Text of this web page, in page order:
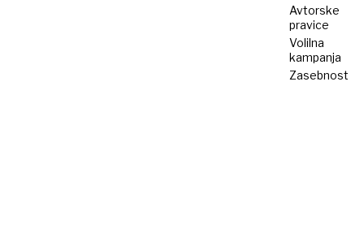
Avtorske
pravice
Volilna
kampanja
Zasebnost